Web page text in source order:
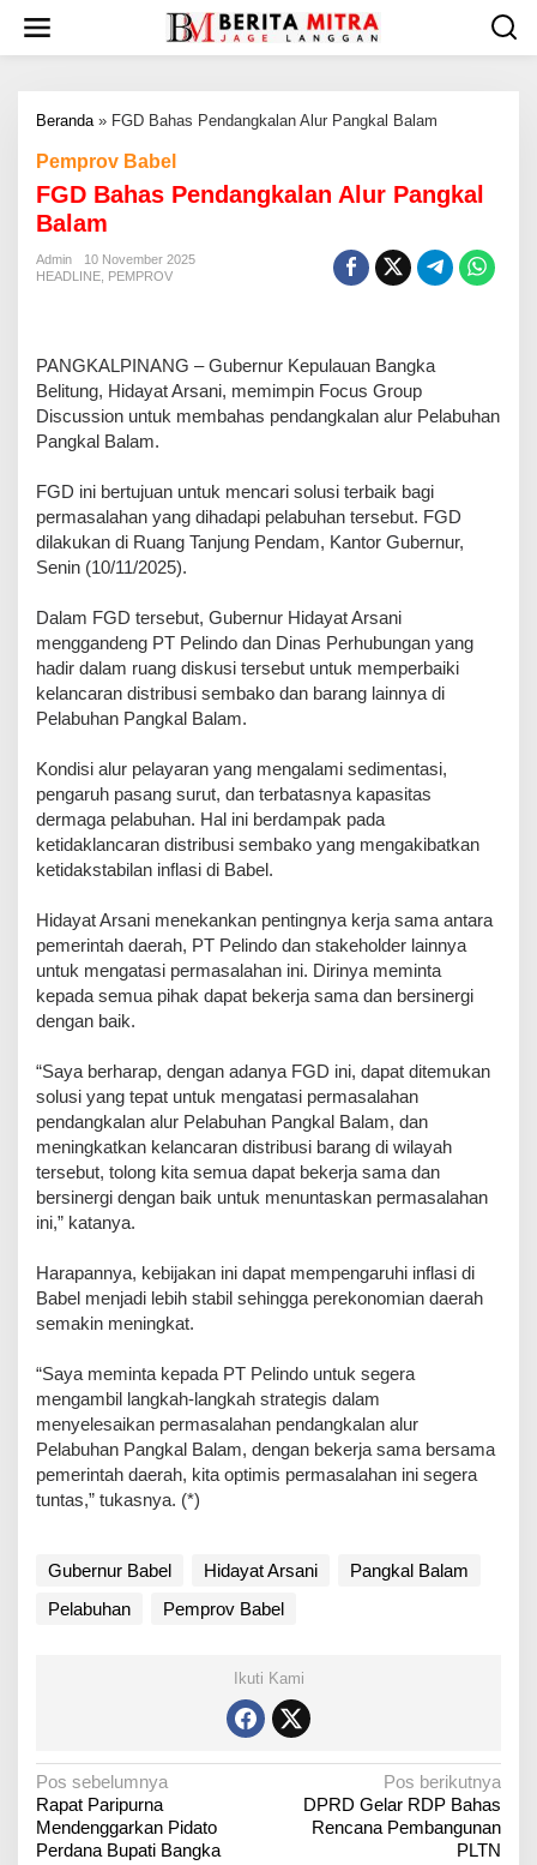
w
Beranda» FGD Bahas Pendangkalan Alur Pangkal Balam
Pemprov Babel
FGD Bahas Pendangkalan Alur Pangkal
Balam
Admin
10 November 2025
HEADLINE PEMPROV
PANGKALPINANG – Gubernur Kepulauan Bangka
Belitung, Hidayat Arsani, memimpin Focus Group
Discussion untuk membahas pendangkalan alur Pelabuhan
Pangkal Balam.
FGD ini bertujuan untuk mencari solusi terbaik bagi
permasalahan yang dihadapi pelabuhan tersebut. FGD
dilakukan di Ruang Tanjung Pendam, Kantor Gubernur,
Senin (10/11/2025).
Dalam FGD tersebut, Gubernur Hidayat Arsani
menggandeng PT Pelindo dan Dinas Perhubungan yang
hadir dalam ruang diskusi tersebut untuk memperbaiki
kelancaran distribusi sembako dan barang lainnya di
Pelabuhan Pangkal Balam.
Kondisi alur pelayaran yang mengalami sedimentasi,
pengaruh pasang surut, dan terbatasnya kapasitas
dermaga pelabuhan. Hal ini berdampak pada
ketidaklancaran distribusi sembako yang mengakibatkan
ketidakstabilan inflasi di Babel.
Hidayat Arsani menekankan pentingnya kerja sama antara
pemerintah daerah, PT Pelindo dan stakeholder lainnya
untuk mengatasi permasalahan ini. Dirinya meminta
kepada semua pihak dapat bekerja sama dan bersinergi
dengan baik.
“Saya berharap, dengan adanya FGD ini, dapat ditemukan
solusi yang tepat untuk mengatasi permasalahan
pendangkalan alur Pelabuhan Pangkal Balam, dan
meningkatkan kelancaran distribusi barang di wilayah
tersebut, tolong kita semua dapat bekerja sama dan
bersinergi dengan baik untuk menuntaskan permasalahan
ini,” katanya.
Harapannya, kebijakan ini dapat mempengaruhi inflasi di
Babel menjadi lebih stabil sehingga perekonomian daerah
semakin meningkat.
“Saya meminta kepada PT Pelindo untuk segera
mengambil langkah-langkah strategis dalam
menyelesaikan permasalahan pendangkalan alur
Pelabuhan Pangkal Balam, dengan bekerja sama bersama
pemerintah daerah, kita optimis permasalahan ini segera
tuntas,” tukasnya. (*)
Gubernur Babel Hidayat Arsani
Pangkal Balam
Pelabuhan
Pemprov Babel
Ikuti Kami
N
a
v
Pos sebelumnya
‎Rapat Paripurna
Mendenggarkan Pidato
Perdana Bupati Bangka
Pos berikutnya
DPRD Gelar RDP Bahas
Rencana Pembangunan
PLTN